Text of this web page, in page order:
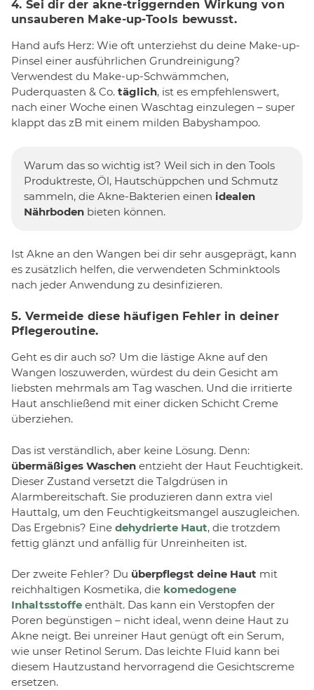
4. Sei dir der akne-triggernden Wirkung von
unsauberen Make-up-Tools bewusst.
Hand aufs Herz: Wie oft unterziehst du deine Make-up-
Pinsel einer ausführlichen Grundreinigung?
Verwendest du Make-up-Schwämmchen,
Puderquasten & Co. täglich, ist es empfehlenswert,
nach einer Woche einen Waschtag einzulegen – super
klappt das zB mit einem milden Babyshampoo.
Warum das so wichtig ist? Weil sich in den Tools
Produktreste, Öl, Hautschüppchen und Schmutz
sammeln, die Akne-Bakterien einen idealen
Nährboden bieten können.
Ist Akne an den Wangen bei dir sehr ausgeprägt, kann
es zusätzlich helfen, die verwendeten Schminktools
nach jeder Anwendung zu desinfizieren.
5. Vermeide diese häufigen Fehler in deiner
Pflegeroutine.
Geht es dir auch so? Um die lästige Akne auf den
Wangen loszuwerden, würdest du dein Gesicht am
liebsten mehrmals am Tag waschen. Und die irritierte
Haut anschließend mit einer dicken Schicht Creme
überziehen.
Das ist verständlich, aber keine Lösung. Denn:
übermäßiges Waschen entzieht der Haut Feuchtigkeit.
Dieser Zustand versetzt die Talgdrüsen in
Alarmbereitschaft. Sie produzieren dann extra viel
Hauttalg, um den Feuchtigkeitsmangel auszugleichen.
Das Ergebnis? Eine dehydrierte Haut, die trotzdem
fettig glänzt und anfällig für Unreinheiten ist.
Der zweite Fehler? Du überpflegst deine Haut mit
reichhaltigen Kosmetika, die komedogene
Inhaltsstoffe enthält. Das kann ein Verstopfen der
Poren begünstigen – nicht ideal, wenn deine Haut zu
Akne neigt. Bei unreiner Haut genügt oft ein Serum,
wie unser Retinol Serum. Das leichte Fluid kann bei
diesem Hautzustand hervorragend die Gesichtscreme
ersetzen.